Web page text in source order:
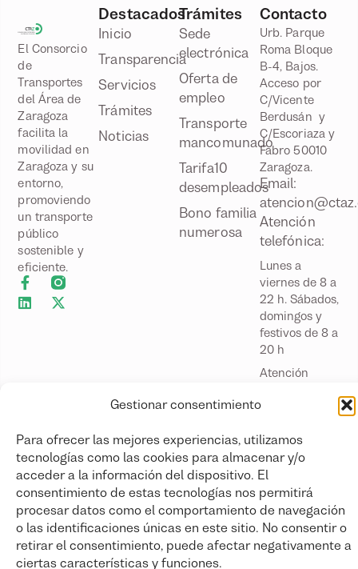
Gestionar consentimiento
Para ofrecer las mejores experiencias, utilizamos
tecnologías como las cookies para almacenar y/o
acceder a la información del dispositivo. El
consentimiento de estas tecnologías nos permitirá
procesar datos como el comportamiento de navegación
o las identificaciones únicas en este sitio. No consentir o
retirar el consentimiento, puede afectar negativamente a
ciertas características y funciones.
El Consorcio
de
Transportes
del Área de
Zaragoza
facilita la
movilidad en
Zaragoza y su
entorno,
promoviendo
un transporte
público
sostenible y
eficiente.
Trámites
Sede
electrónica
Oferta de
empleo
Transporte
mancomunado
Tarifa10
desempleados
Bono familia
numerosa
Destacados
Inicio
Transparencia
Servicios
Trámites
Noticias
Contacto
Urb. Parque
Roma Bloque
B-4, Bajos.
Acceso por
C/Vicente
Berdusán y
C/Escoriaza y
Fabro 50010
Zaragoza.
Email:
Atención
telefónica:
Lunes a
viernes de 8 a
22 h. Sábados,
domingos y
festivos de 8 a
20 h
Atención
Lunes a
laborables de
9 a 14 h
información